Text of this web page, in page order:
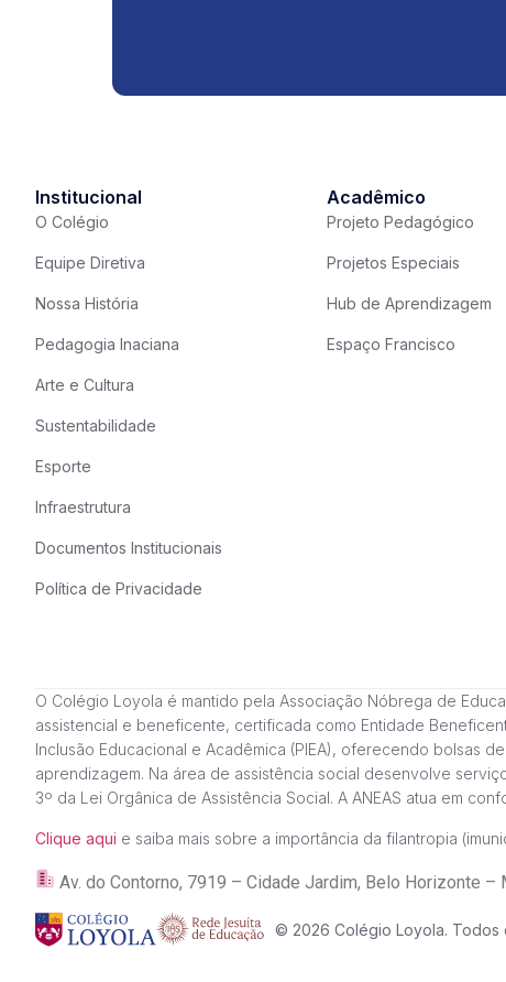
Institucional
O Colégio
Equipe Diretiva
Nossa História
Pedagogia Inaciana
Arte e Cultura
Sustentabilidade
Esporte
Infraestrutura
Documentos Institucionais
Política de Privacidade
Acadêmico
Projeto Pedagógico
Projetos Especiais
Hub de Aprendizagem
Espaço Francisco
O Colégio Loyola é mantido pela Associação Nóbrega de
assistencial e beneficente, certificada como Entidade
Inclusão Educacional e Acadêmica (PIEA), oferecendo bolsas
aprendizagem. Na área de assistência social desenvolve
3º da Lei Orgânica de Assistência Social. A ANEAS atua em
Clique aqui e saiba mais sobre a importância da filantropia
Av. do Contorno, 7919 – Cidade Jardim, Belo Horizonte
© 2026 Colégio Loyola. Todos